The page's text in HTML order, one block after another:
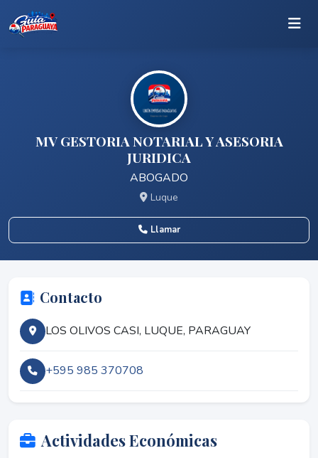
MV GESTORIA NOTARIAL Y ASESORIA
JURIDICA
ABOGADO
Luque
Llamar
Contacto
LOS OLIVOS CASI, LUQUE, PARAGUAY
+595 985 370708
Actividades Económicas